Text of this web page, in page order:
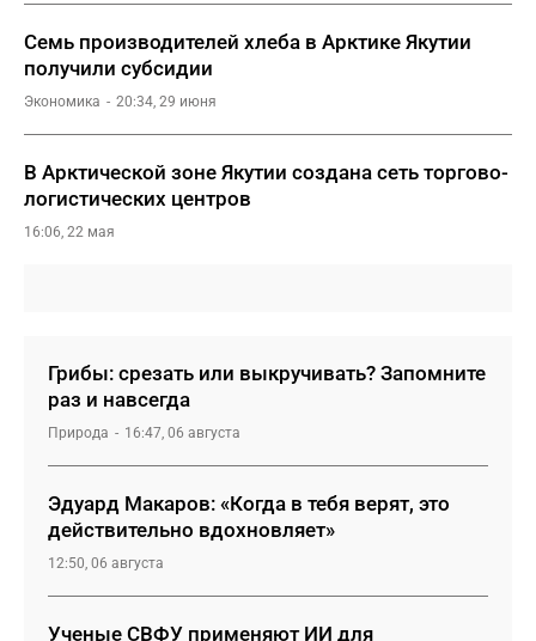
Семь производителей хлеба в Арктике Якутии
получили субсидии
Экономика 20:34, 29 июня
В Арктической зоне Якутии создана сеть торгово-
логистических центров
16:06, 22 мая
Грибы: срезать или выкручивать? Запомните
раз и навсегда
Природа 16:47, 06 августа
Эдуард Макаров: «Когда в тебя верят, это
действительно вдохновляет»
12:50, 06 августа
Ученые СВФУ применяют ИИ для